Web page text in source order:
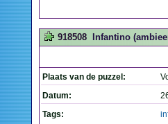
918508 Infantino
Plaats van de puzzel:
Datum:
Tags: